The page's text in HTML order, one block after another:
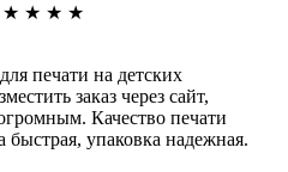
★ ★ ★ ★
печати на детских
заказ через сайт,
Качество печати
быстрая, упаковка надежная.